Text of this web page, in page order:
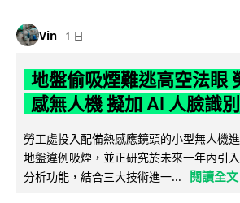
Vin 1 日
地盤偷吸煙難逃高空法眼
感無人機 擬加 AI 人臉識
勞工處投入配備熱感應鏡頭的小型無人機
地盤違例吸煙，並正研究於未來一年內引
分析功能，結合三大技術進一...
閱讀全文